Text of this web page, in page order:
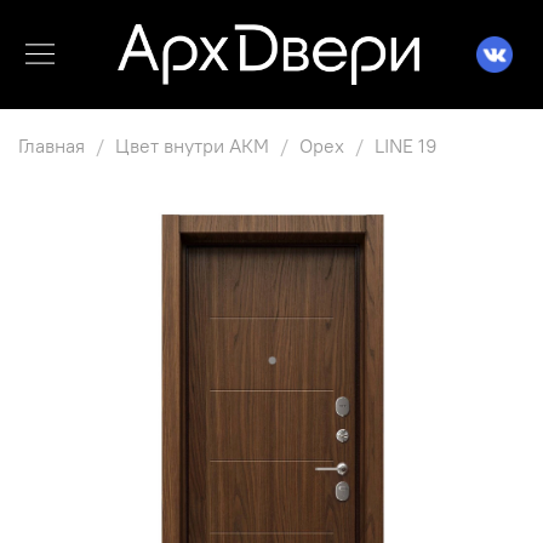
Главная Цвет внутри АКМ Орех LINE 19